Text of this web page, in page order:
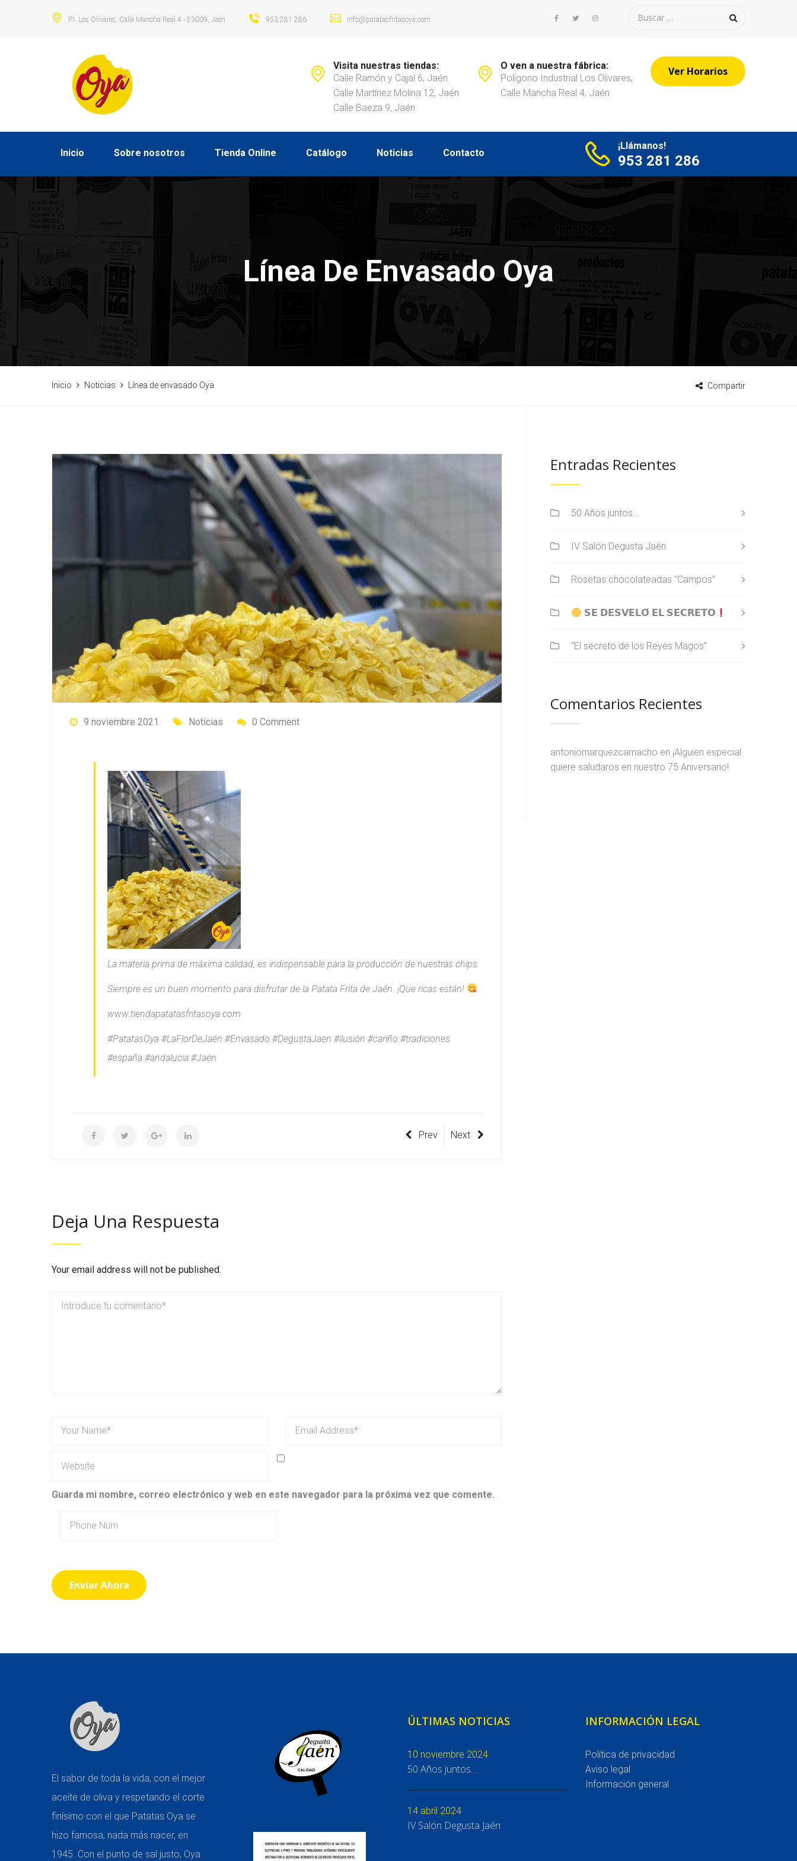
P.I. Los Olivares, Calle Mancha Real 4 - 23009, Jaén 953 281 286 info@patatasfritasoya.com
Visita nuestras tiendas:
Calle Ramón y Cajal 6, Jaén
Calle Martínez Molina 12, Jaén
Calle Baeza 9, Jaén
O ven a nuestra fábrica:
Polígono Industrial Los Olivares,
Calle Mancha Real 4, Jaén
Ver Horarios
Inicio Sobre nosotros Tienda Online Catálogo Noticias Contacto
¡Llámanos!
953 281 286
Línea De Envasado Oya
Inicio Noticias Línea de envasado Oya Compartir
9 noviembre 2021 Noticias 0 Comment
La materia prima de máxima calidad, es indispensable para la producción de nuestras chips.
Siempre es un buen momento para disfrutar de la Patata Frita de Jaén. ¡Que ricas están!
www.tiendapatatasfritasoya.com
#PatatasOya #LaFlorDeJaén #Envasado #DegustaJaen #ilusión #cariño #tradiciones
#españa #andalucia #Jaén
Prev Next
Deja Una Respuesta
Your email address will not be published.
Guarda mi nombre, correo electrónico y web en este navegador para la próxima vez que comente.
Entradas Recientes
50 Años juntos…
IV Salón Degusta Jaén
Rosetas chocolateadas “Campos”
𝗦𝗘 𝗗𝗘𝗦𝗩𝗘𝗟𝗢́ 𝗘𝗟 𝗦𝗘𝗖𝗥𝗘𝗧𝗢
“El secreto de los Reyes Magos”
Comentarios Recientes
antoniomarquezcamacho en ¡Alguien especial
quiere saludaros en nuestro 75 Aniversario!
El sabor de toda la vida, con el mejor
aceite de oliva y respetando el corte
finísimo con el que Patatas Oya se
hizo famosa, nada más nacer, en
1945. Con el punto de sal justo, Oya
ÚLTIMAS NOTICIAS
10 noviembre 2024
50 Años juntos…
14 abril 2024
IV Salón Degusta Jaén
INFORMACIÓN LEGAL
Política de privacidad
Aviso legal
Información general